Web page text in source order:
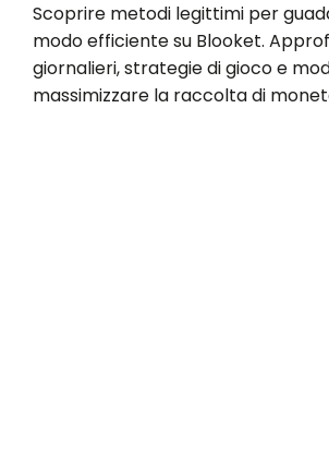
Scoprire metodi legittimi per
modo efficiente su Blooket.
giornalieri, strategie di gioco e
massimizzare la raccolta di